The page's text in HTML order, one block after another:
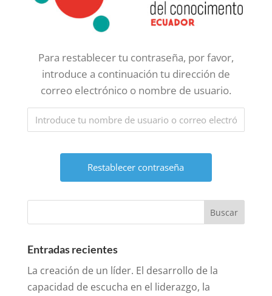
Para restablecer tu contraseña, por favor,
introduce a continuación tu dirección de
correo electrónico o nombre de usuario.
Entradas recientes
La creación de un líder. El desarrollo de la
capacidad de escucha en el liderazgo, la